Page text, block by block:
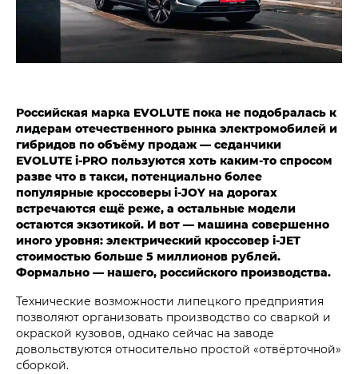
Российская марка EVOLUTE пока не подобралась к
лидерам отечественного рынка электромобилей и
гибридов по объёму продаж — седанчики
EVOLUTE i‑PRO пользуются хоть каким-то спросом
разве что в такси, потенциально более
популярные кроссоверы i‑JOY на дорогах
встречаются ещё реже, а остальные модели
остаются экзотикой. И вот — машина совершенно
иного уровня: электрический кроссовер i‑JET
стоимостью больше 5 миллионов рублей.
Формально — нашего, российского производства.
Технические возможности липецкого предприятия
позволяют организовать производство со сваркой и
окраской кузовов, однако сейчас на заводе
довольствуются относительно простой «отвёрточной»
сборкой.